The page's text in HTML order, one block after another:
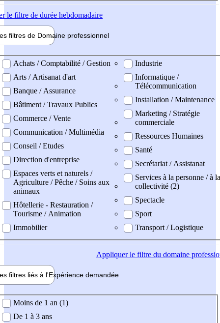
le filtre de durée hebdomadaire
filtres de Domaine professionnel
professionel
Achats / Comptabilité / Gestion
Arts / Artisanat d'art
Banque / Assurance
Bâtiment / Travaux Publics
Commerce / Vente
Communication / Multimédia
Conseil / Etudes
Direction d'entreprise
Espaces verts et naturels /
Agriculture / Pêche / Soins aux
animaux
Hôtellerie - Restauration /
Tourisme / Animation
Immobilier
Industrie
Informatique /
Télécommunication
Installation / Maintenance
Marketing / Stratégie
commerciale
Ressources Humaines
Santé
Secrétariat / Assistanat
Services à la personne / à la
collectivité (2)
Spectacle
Sport
Transport / Logistique
Appliquerle filtre du domaine
filtres liés à l'Expérience demandée
demandée
Moins de 1 an (1)
De 1 à 3 ans